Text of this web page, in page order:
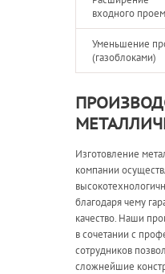
входного
Уменьшение
(газоблоками)
Изготовление
компании
благодаря чему
качество. Наши
в сочетании с
сотрудников
сложнейшие